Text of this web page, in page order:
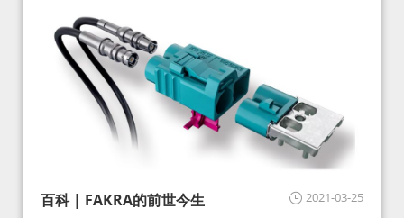
2021-03-25
百科 | FAKRA的前世今生